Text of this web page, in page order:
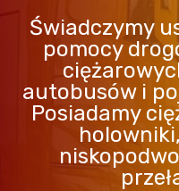
Świadczymy
pomocy
autobusów i
Posiadamy